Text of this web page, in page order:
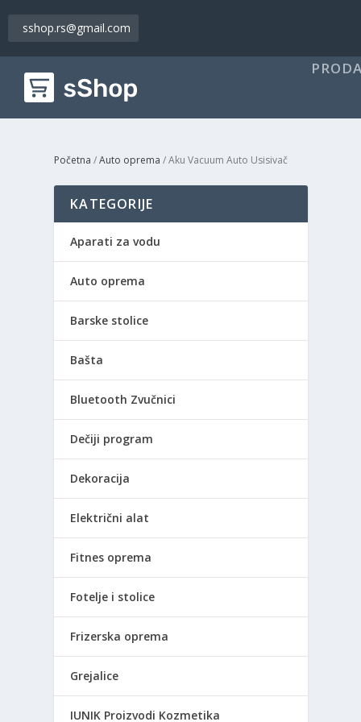
sshop.rs@gmail.com
Početna /Auto oprema / Aku Vacuum Auto Usisivač
KATEGORIJE
Aparati za vodu
Auto oprema
Barske stolice
Bašta
Bluetooth Zvučnici
Dečiji program
Dekoracija
Električni alat
Fitnes oprema
Fotelje i stolice
Frizerska oprema
Grejalice
IUNIK Proizvodi Kozmetika